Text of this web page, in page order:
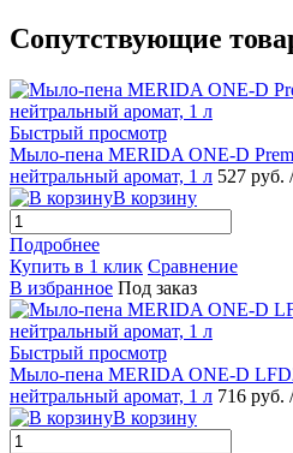
Сопутствующие
Быстрый просмотр
Мыло-пена MERIDA ONE-D
нейтральный аромат, 1 л 527 руб.
В корзину
Подробнее
Купить в 1 клик Сравнение
В избранное Под заказ
Быстрый просмотр
Мыло-пена MERIDA ONE-D
нейтральный аромат, 1 л 716 руб.
В корзину